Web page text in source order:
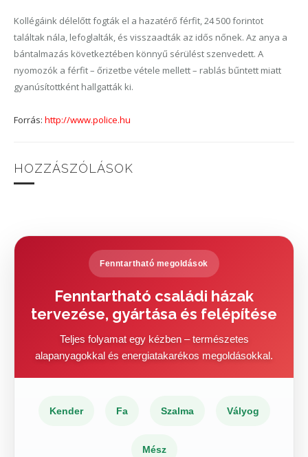
Kollégáink délelőtt fogták el a hazatérő férfit, 24 500 forintot
találtak nála, lefoglalták, és visszaadták az idős nőnek. Az anya a
bántalmazás következtében könnyű sérülést szenvedett. A
nyomozók a férfit – őrizetbe vétele mellett – rablás bűntett miatt
gyanúsítottként hallgatták ki.
Forrás: http://www.police.hu
HOZZÁSZÓLÁSOK
Fenntartható megoldások
Fenntartható családi házak
tervezése, gyártása és felépítése
Teljes folyamat egy kézben – természetes
alapanyagokkal és energiatakarékos megoldásokkal.
Kender Fa Szalma Vályog
Mész